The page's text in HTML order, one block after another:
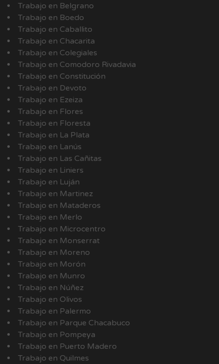
Trabajo en Belgrano
Trabajo en Boedo
Trabajo en Caballito
Trabajo en Chacarita
Trabajo en Colegiales
Trabajo en Comodoro Rivadavia
Trabajo en Constitución
Trabajo en Devoto
Trabajo en Ezeiza
Trabajo en Flores
Trabajo en Floresta
Trabajo en La Plata
Trabajo en Lanús
Trabajo en Las Cañitas
Trabajo en Liniers
Trabajo en Luján
Trabajo en Martinez
Trabajo en Mataderos
Trabajo en Merlo
Trabajo en Microcentro
Trabajo en Monserrat
Trabajo en Moreno
Trabajo en Morón
Trabajo en Munro
Trabajo en Núñez
Trabajo en Olivos
Trabajo en Palermo
Trabajo en Parque Chacabuco
Trabajo en Pompeya
Trabajo en Puerto Madero
Trabajo en Quilmes